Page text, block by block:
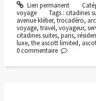
Lien permanent
voyage
Tags :citadines
avenue kléber, trocadéro,
voyage, travel, voyageur,
citadines suites, paris,
luxe, the ascott limited,
0 commentaire